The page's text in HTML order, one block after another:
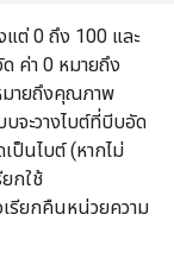
แต่ 0 ถึง 100 และ
ค่า 0 หมายถึง
มายถึงคุณภาพ
บจะวางไบต์ที่บีบอัด
ป็นไบต์ (หากไม่
กใช้
รียกคืนหน่วยความ